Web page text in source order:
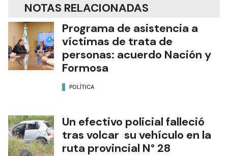
NOTAS RELACIONADAS
Programa de asistencia a
víctimas de trata de
personas: acuerdo Nación y
Formosa
POLÍTICA
Un efectivo policial falleció
tras volcar su vehículo en la
ruta provincial N° 28